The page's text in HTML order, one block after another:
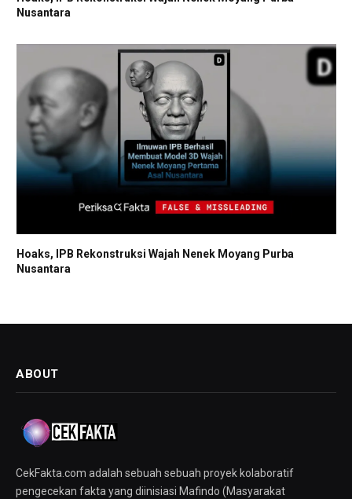
Nusantara
Hoaks, IPB Rekonstruksi Wajah Nenek Moyang Purba
Nusantara
ABOUT
CekFakta.com adalah sebuah sebuah proyek kolaboratif
pengecekan fakta yang diinisiasi Mafindo (Masyarakat